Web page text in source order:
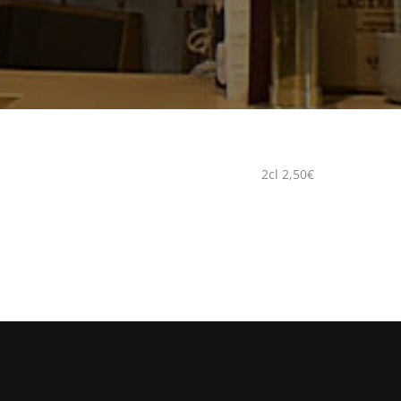
2cl 2,50€